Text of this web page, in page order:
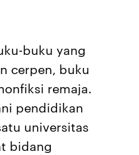
buku yang
cerpen, buku
remaja.
pendidikan
universitas
bidang